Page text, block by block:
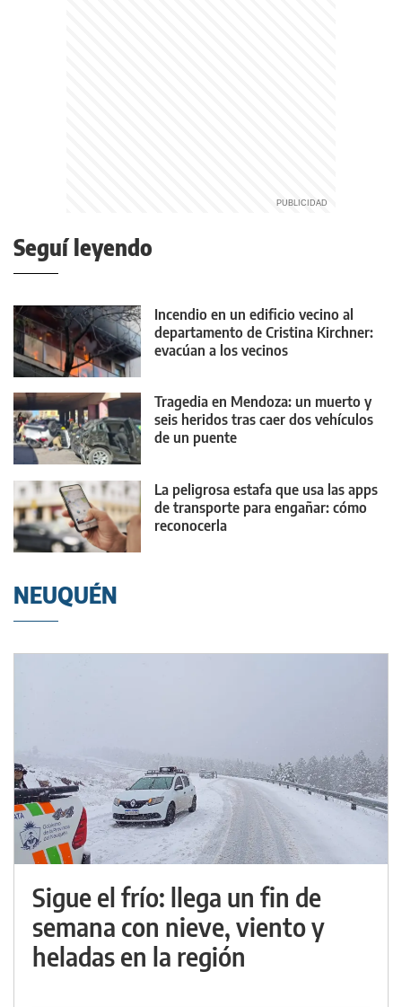
Seguí leyendo
Incendio en un edificio vecino al
departamento de Cristina Kirchner:
evacúan a los vecinos
Tragedia en Mendoza: un muerto y
seis heridos tras caer dos vehículos
de un puente
La peligrosa estafa que usa las apps
de transporte para engañar: cómo
reconocerla
NEUQUÉN
Sigue el frío: llega un fin de
semana con nieve, viento y
heladas en la región